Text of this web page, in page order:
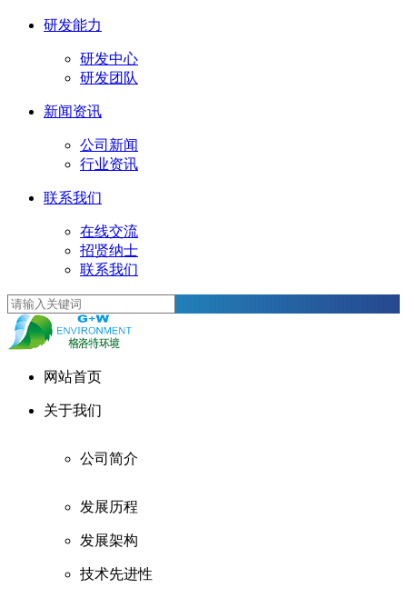
研发能力
研发中心
研发团队
新闻资讯
公司新闻
行业资讯
联系我们
在线交流
招贤纳士
联系我们
网站首页
关于我们
公司简介
发展历程
发展架构
技术先进性